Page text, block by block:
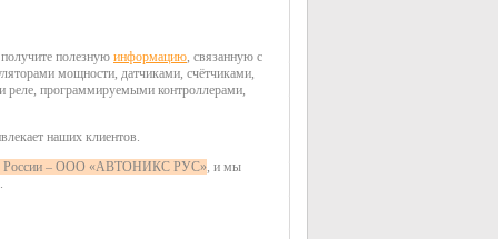
полезную информацию, связанную с
мощности, датчиками, счётчиками,
реле, программируемыми контроллерами,
наших клиентов.
в России – ООО «АВТОНИКС РУС», и мы